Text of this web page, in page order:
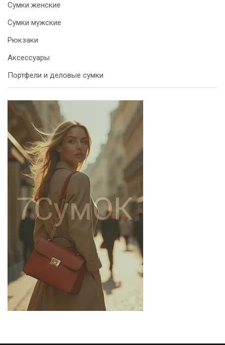
Сумки женские
Сумки мужские
Рюкзаки
Аксессуары
Портфели и деловые сумки